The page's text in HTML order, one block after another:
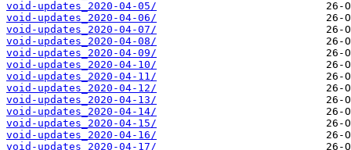
void-updates_2020-04-05/
void-updates_2020-04-06/
void-updates_2020-04-07/
void-updates_2020-04-08/
void-updates_2020-04-09/
void-updates_2020-04-10/
void-updates_2020-04-11/
void-updates_2020-04-12/
void-updates_2020-04-13/
void-updates_2020-04-14/
void-updates_2020-04-15/
void-updates_2020-04-16/
void-updates_2020-04-17/